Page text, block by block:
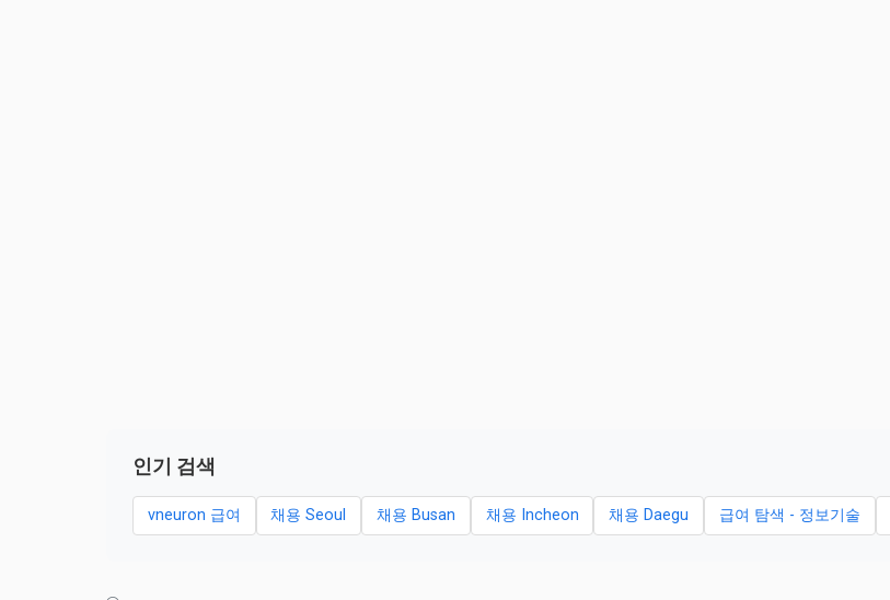
인기 검색
vneuron 급여 채용 Seoul 채용 Busan 채용 Incheon 채용 Daegu 급여 탐색 - 정보기술